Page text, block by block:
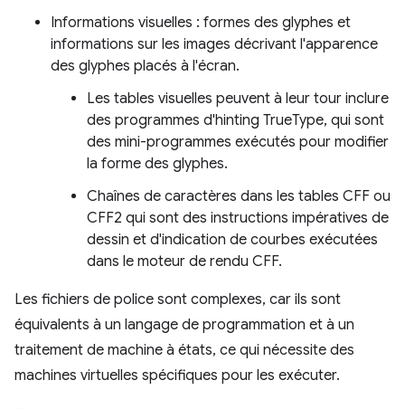
Informations visuelles : formes des glyphes et
informations sur les images décrivant l'apparence
des glyphes placés à l'écran.
Les tables visuelles peuvent à leur tour inclure
des programmes d'hinting TrueType, qui sont
des mini-programmes exécutés pour modifier
la forme des glyphes.
Chaînes de caractères dans les tables CFF ou
CFF2 qui sont des instructions impératives de
dessin et d'indication de courbes exécutées
dans le moteur de rendu CFF.
Les fichiers de police sont complexes, car ils sont
équivalents à un langage de programmation et à un
traitement de machine à états, ce qui nécessite des
machines virtuelles spécifiques pour les exécuter.